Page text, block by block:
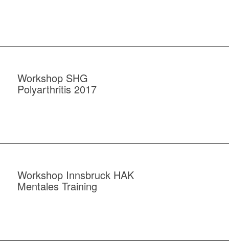
Workshop SHG
Polyarthritis 2017
Workshop Innsbruck HAK
Mentales Training